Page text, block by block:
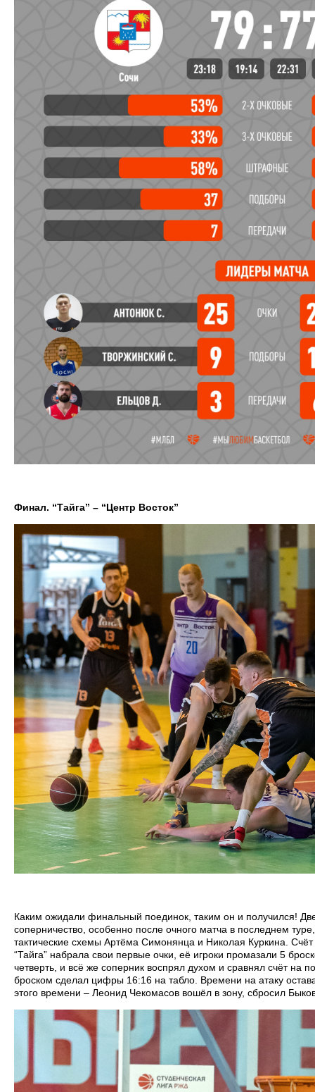
Финал. “Тайга” – “Центр Восток”
Каким ожидали финальный поединок, таким он и получился!
соперничество, особенно после очного матча в последнем
тактические схемы Артёма Симонянца и Николая Куркина. Счёт
“Тайга” набрала свои первые очки, её игроки промазали 5
четверть, и всё же соперник воспрял духом и сравнял счёт на
броском сделал цифры 16:16 на табло. Времени на атаку
этого времени – Леонид Чекомасов вошёл в зону, сбросил